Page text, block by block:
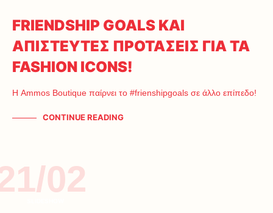
FRIENDSHIP GOALS ΚΑΙ
ΑΠΙΣΤΕΥΤΕΣ ΠΡΟΤΑΣΕΙΣ ΓΙΑ ΤΑ
FASHION ICONS!
Η Ammos Boutique παίρνει το #frienshipgoals σε άλλο επίπεδο!
CONTINUE READING
02